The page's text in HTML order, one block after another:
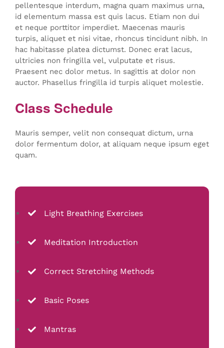
pellentesque interdum, magna quam maximus urna,
id elementum massa est quis lacus. Etiam non dui
et neque porttitor imperdiet. Maecenas mauris
turpis, aliquet et nisi vitae, rhoncus tincidunt nibh. In
hac habitasse platea dictumst. Donec erat lacus,
ultricies non fringilla vel, vulputate et risus.
Praesent nec dolor metus. In sagittis at dolor non
auctor. Phasellus fringilla id turpis aliquet molestie.
Class Schedule
Mauris semper, velit non consequat dictum, urna
dolor fermentum dolor, at aliquam neque ipsum eget
quam.
Light Breathing Exercises
Meditation Introduction
Correct Stretching Methods
Basic Poses
Mantras